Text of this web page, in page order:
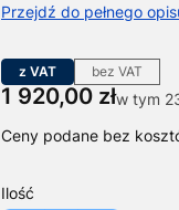
Przejdź do pełnego
z VAT bez VAT
Cena
1 920,00 złw tym
w tym
Ceny podane bez
Ilość